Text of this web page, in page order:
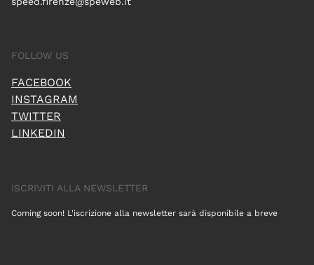
FOLLOW US
FACEBOOK
INSTAGRAM
TWITTER
LINKEDIN
ISCRIVITI ALLA NEWSLETTER
Coming soon! L'iscrizione alla newsletter sarà disponibile a breve